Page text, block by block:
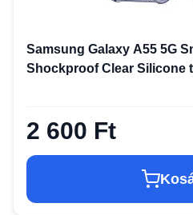
Samsung Galaxy A55 5G
Shockproof Clear Silicone
2 600 Ft